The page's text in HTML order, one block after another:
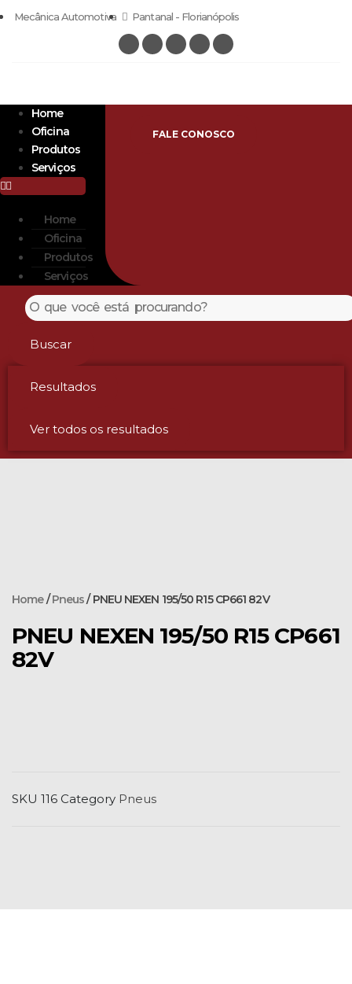
Mecânica Automotiva Pantanal - Florianópolis
Home
Oficina
Produtos
Serviços
Home
Oficina
Produtos
Serviços
FALE CONOSCO
Buscar
Resultados
Ver todos os resultados
Home/Pneus/ PNEU NEXEN 195/50 R15 CP661 82V
PNEU NEXEN 195/50 R15 CP661
82V
SKU 116 Category Pneus